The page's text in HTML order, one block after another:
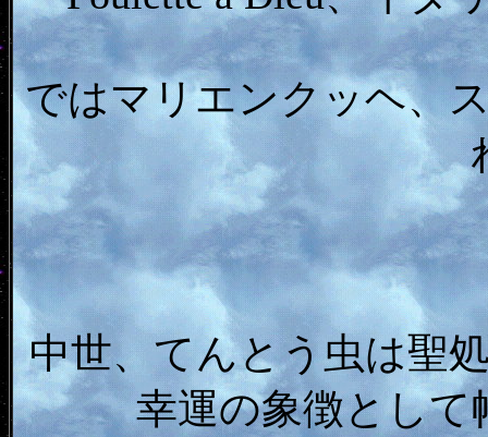
ではマリエンクッヘ、
中世、てんとう虫は聖
幸運の象徴として